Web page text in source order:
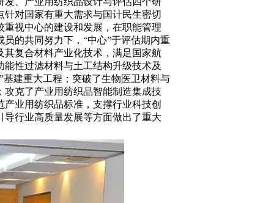
对国家有重大需求与国计民生密切
视中心的建设和发展，在职能管理
的共同努力下，“中心”于评估期内重
复合材料产业化技术，满足国家航
性过滤材料与土工结构升级技术及
”基建重大工程；突破了生物医卫材料与
克了产业用纺织品智能制造集成技
业用纺织品标准，支撑行业科技创
行业高质量发展等方面做出了重大